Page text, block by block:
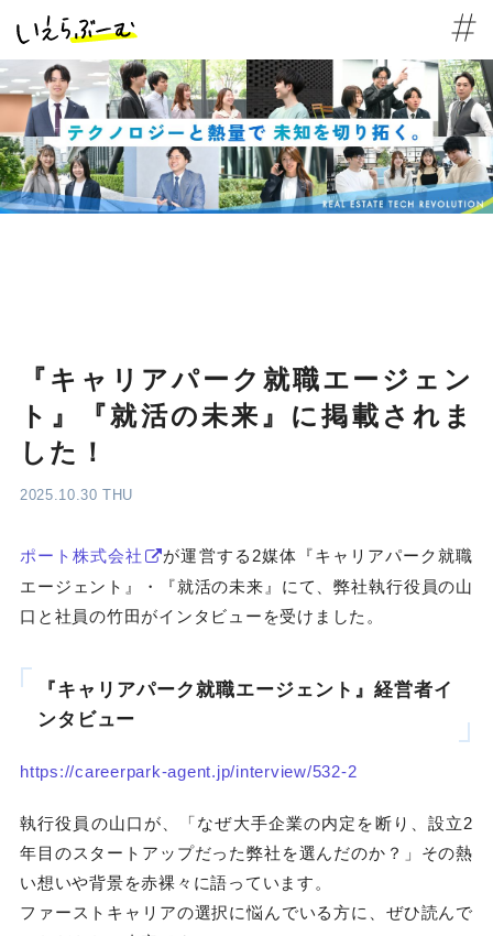
『キャリアパーク就職エージェン
ト』『就活の未来』に掲載されま
した！
2025.10.30 THU
ポート株式会社
が運営する2媒体『キャリアパーク就職
エージェント』・『就活の未来』にて、弊社執行役員の山
口と社員の竹田がインタビューを受けました。
『キャリアパーク就職エージェント』経営者イ
ンタビュー
https://careerpark-agent.jp/interview/532-2
執行役員の山口が、「なぜ大手企業の内定を断り、設立2
年目のスタートアップだった弊社を選んだのか？」その熱
い想いや背景を赤裸々に語っています。
ファーストキャリアの選択に悩んでいる方に、ぜひ読んで